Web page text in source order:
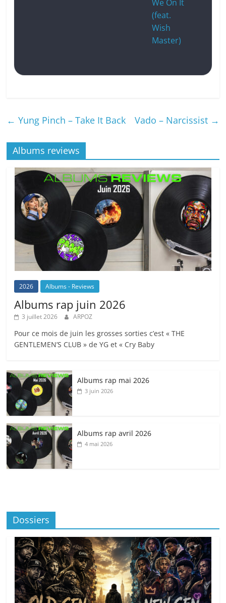
We On It
(feat.
Wish
Master)
← Yung Pinch – Take It Back Vado – Narcissist →
Albums reviews
2026 Albums - Reviews
Albums rap juin 2026
3 juillet 2026 ARPOZ
Pour ce mois de juin les grosses sorties c’est « THE
GENTLEMEN’S CLUB » de YG et « Cry Baby
Albums rap mai 2026
3 juin 2026
Albums rap avril 2026
4 mai 2026
Dossiers